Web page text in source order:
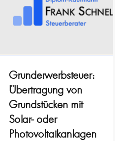
Grunderwerbsteuer:
Übertragung von
Grundstücken mit
Solar- oder
Photovoltaikanlagen